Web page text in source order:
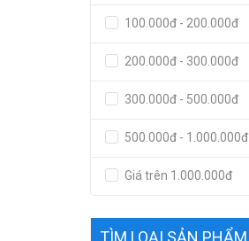
100.000đ - 200.000đ
200.000đ - 300.000đ
300.000đ - 500.000đ
500.000đ - 1.000.000đ
Giá trên 1.000.000đ
TÌM LOẠI SẢN PHẨM